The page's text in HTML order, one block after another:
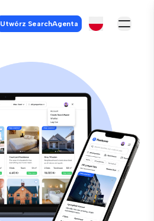
Utwórz SearchAgenta